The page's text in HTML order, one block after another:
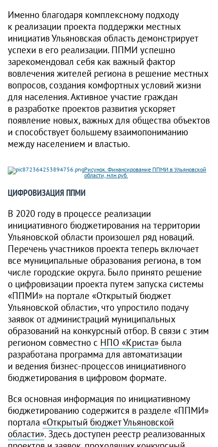
Именно благодаря комплексному подходу
к реализации проекта поддержки местных
инициатив Ульяновская область демонстрирует
успехи в его реализации. ППМИ успешно
зарекомендовал себя как важный фактор
вовлечения жителей региона в решение местных
вопросов, создания комфортных условий жизни
для населения. Активное участие граждан
в разработке проектов развития ускоряет
появление новых, важных для общества объектов
и способствует большему взаимопониманию
между населением и властью.
Рисунок. Финансирование ППМИ в Ульяновской
области, млн руб.
ЦИФРОВИЗАЦИЯ ППМИ
В 2020 году в процессе реализации
инициативного бюджетирования на территории
Ульяновской области произошел ряд новаций.
Перечень участников проекта теперь включает
все муниципальные образования региона, в том
числе городские округа. Было принято решение
о цифровизации проекта путем запуска системы
«ППМИ» на портале «Открытый бюджет
Ульяновской области», что упростило подачу
заявок от администраций муниципальных
образований на конкурсный отбор. В связи с этим
регионом совместно с НПО «Криста» была
разработана программа для автоматизации
и ведения бизнес-процессов инициативного
бюджетирования в цифровом формате.
Вся основная информация по инициативному
бюджетированию содержится в разделе «ППМИ»
портала «Открытый бюджет Ульяновской
области». Здесь доступен реестр реализованных